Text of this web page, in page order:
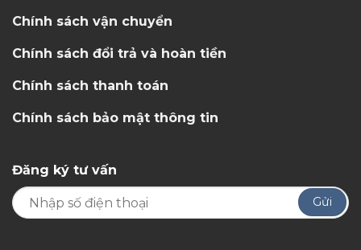
Chính sách vận chuyển
Chính sách đổi trả và hoàn tiền
Chính sách thanh toán
Chính sách bảo mật thông tin
Đăng ký tư vấn